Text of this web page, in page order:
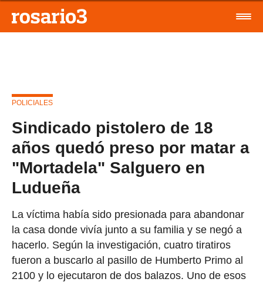
POLICIALES
Sindicado pistolero de 18
años quedó preso por matar a
"Mortadela" Salguero en
Ludueña
La víctima había sido presionada para abandonar
la casa donde vivía junto a su familia y se negó a
hacerlo. Según la investigación, cuatro tiratiros
fueron a buscarlo al pasillo de Humberto Primo al
2100 y lo ejecutaron de dos balazos. Uno de esos